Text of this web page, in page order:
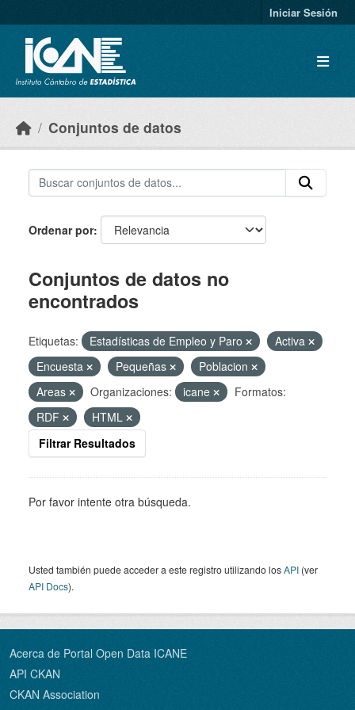
Iniciar Sesión
Conjuntos de datos
Ordenar por
Conjuntos de datos no
encontrados
Etiquetas: Estadísticas de Empleo y Paro
Activa
Encuesta
Pequeñas
Poblacion
Areas
Organizaciones: icane
Formatos:
RDF
HTML
Filtrar Resultados
Por favor intente otra búsqueda.
Usted también puede acceder a este registro utilizando losAPI (ver
API Docs).
Acerca de Portal Open Data ICANE
API CKAN
CKAN Association